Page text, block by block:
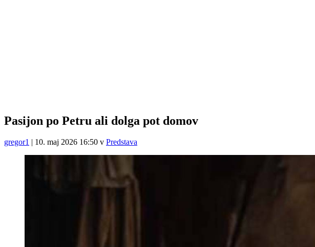
Pasijon po Petru ali dolga pot domov
gregor1 10. maj 2026 16:50 v Predstava